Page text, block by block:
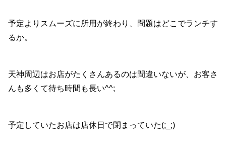
予定よりスムーズに所用が終わり、問題はどこでランチす
るか。
天神周辺はお店がたくさんあるのは間違いないが、お客さ
んも多くて待ち時間も長い^^;
予定していたお店は店休日で閉まっていた(;_;)